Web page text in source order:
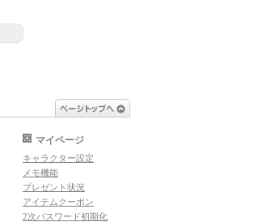
マイページ
キャラクター設定
メモ機能
プレゼント状況
アイテムクーポン
2次パスワード初期化